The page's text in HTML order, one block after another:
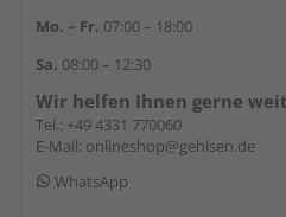
Mo. – Fr. 07:00 – 18:00
Sa. 08:00 – 12:30
Wir helfen Ihnen gerne
Tel.: +49 4331 770060
E-Mail: onlineshop@gehlsen.de
WhatsApp